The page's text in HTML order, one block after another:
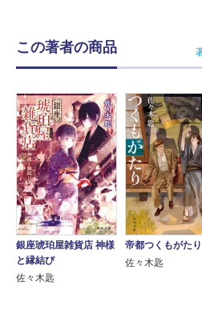
この著者の商品
銀座琥珀屋雑貨店 神様
と縁結び
佐々木匙
帝都つくもがた
佐々木匙